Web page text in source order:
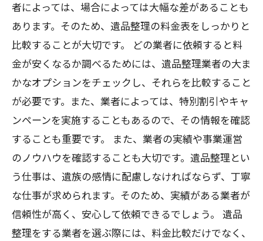
者によっては、場合によっては大幅な差があることも
あります。そのため、遺品整理の料金表をしっかりと
比較することが大切です。 どの業者に依頼すると料
金が安くなるか調べるためには、遺品整理業者の大ま
かなオプションをチェックし、それらを比較すること
が必要です。また、業者によっては、特別割引やキャ
ンペーンを実施することもあるので、その情報を確認
することも重要です。 また、業者の実績や事業運営
のノウハウを確認することも大切です。遺品整理とい
う仕事は、遺族の感情に配慮しなければならず、丁寧
な仕事が求められます。そのため、実績がある業者が
信頼性が高く、安心して依頼できるでしょう。 遺品
整理をする業者を選ぶ際には、料金比較だけでなく、